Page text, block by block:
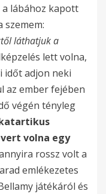
a lábához kapott
szemem:
láthatjuk a
lett volna,
időt adjon neki
az ember fejében
végén tényleg
volna egy
rossz volt a
emlékezetes
játékáról és